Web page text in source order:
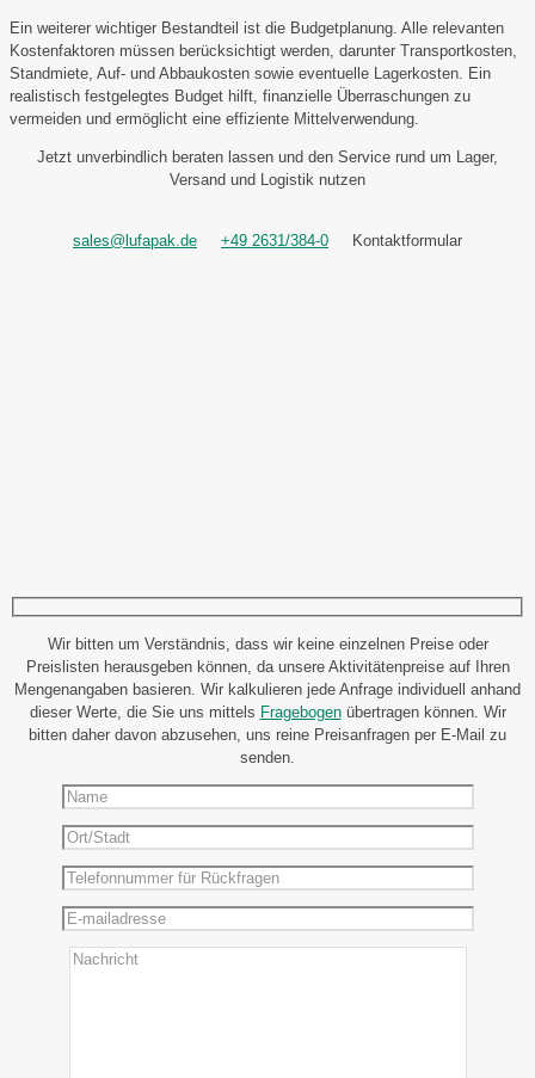
Ein weiterer wichtiger Bestandteil ist die Budgetplanung. Alle relevanten
Kostenfaktoren müssen berücksichtigt werden, darunter Transportkosten,
Standmiete, Auf- und Abbaukosten sowie eventuelle Lagerkosten. Ein
realistisch festgelegtes Budget hilft, finanzielle Überraschungen zu
vermeiden und ermöglicht eine effiziente Mittelverwendung.
Jetzt unverbindlich beraten lassen und den Service rund um Lager,
Versand und Logistik nutzen
sales@lufapak.de +49 2631/384-0 Kontaktformular
Wir bitten um Verständnis, dass wir keine einzelnen Preise oder
Preislisten herausgeben können, da unsere Aktivitätenpreise auf Ihren
Mengenangaben basieren. Wir kalkulieren jede Anfrage individuell anhand
dieser Werte, die Sie uns mittels Fragebogenübertragen können. Wir
bitten daher davon abzusehen, uns reine Preisanfragen per E-Mail zu
senden.